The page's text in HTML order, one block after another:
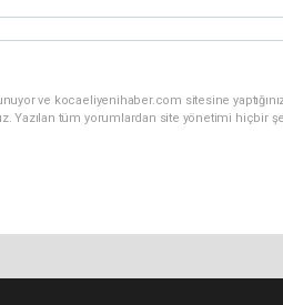
ve kocaeliyenihaber.com sitesine
Yazılan tüm yorumlardan site yönetimi hiçbir